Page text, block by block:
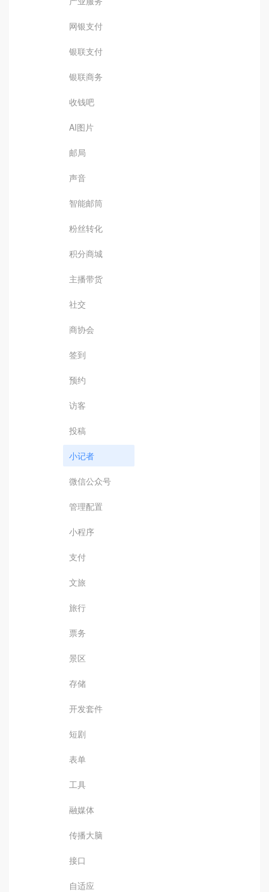
网银支付
银联支付
银联商务
收钱吧
AI图片
邮局
声音
智能邮筒
粉丝转化
积分商城
主播带货
社交
商协会
签到
预约
访客
投稿
小记者
微信公众号
管理配置
小程序
支付
文旅
旅行
票务
景区
存储
开发套件
短剧
表单
工具
融媒体
传播大脑
接口
自适应